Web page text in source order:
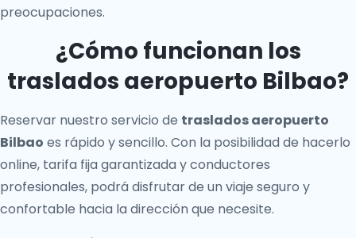
preocupaciones.
¿Cómo funcionan los
traslados aeropuerto Bilbao?
Reservar nuestro servicio de traslados aeropuerto
Bilbao es rápido y sencillo. Con la posibilidad de hacerlo
online, tarifa fija garantizada y conductores
profesionales, podrá disfrutar de un viaje seguro y
confortable hacia la dirección que necesite.